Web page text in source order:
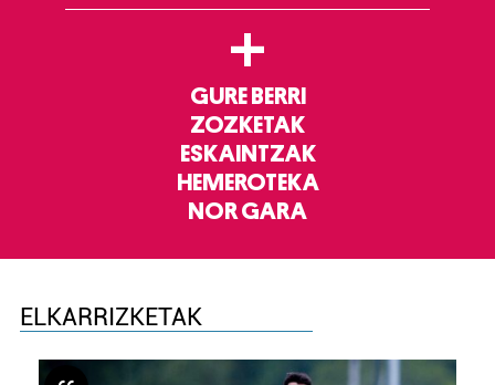
+
GURE BERRI
ZOZKETAK
ESKAINTZAK
HEMEROTEKA
NOR GARA
ELKARRIZKETAK